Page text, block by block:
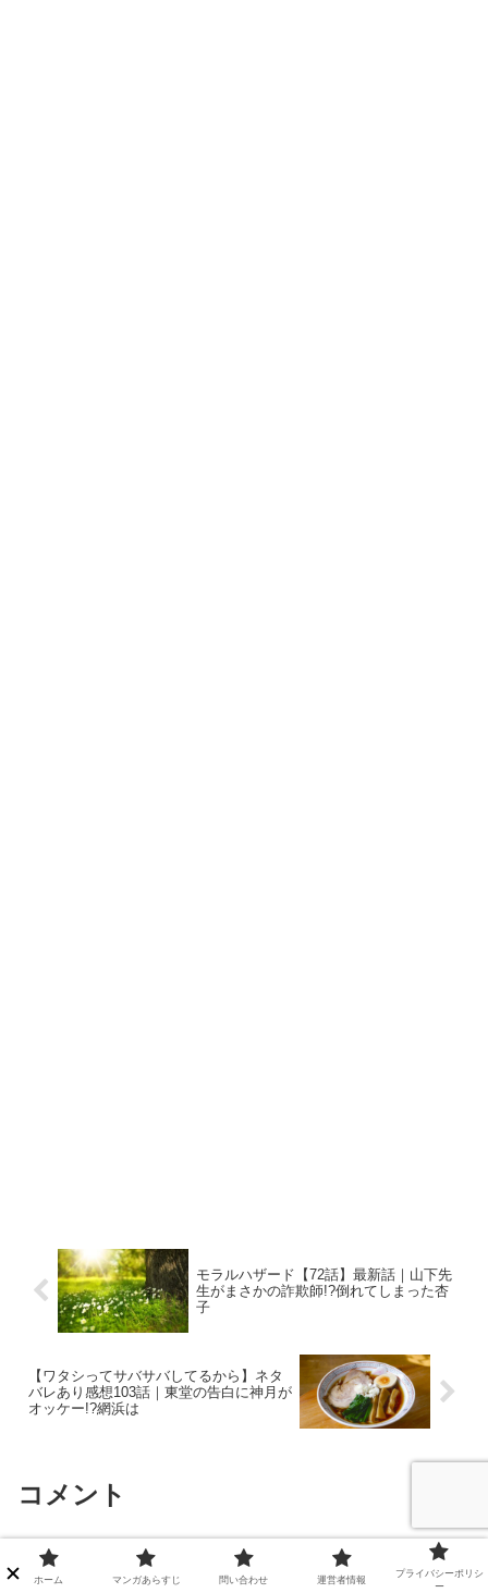
モラルハザード【72話】最新話｜山下先
生がまさかの詐欺師!?倒れてしまった杏
子
【ワタシってサバサバしてるから】ネタ
バレあり感想103話｜東堂の告白に神月が
オッケー!?網浜は
コメント
コメントを書き込む
ホーム マンガあらすじ 問い合わせ 運営者情報
プライバシーポリシ
ー